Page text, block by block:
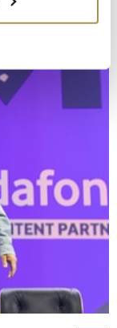
Lage
genau sein
identifizieren
Daten
im
Anzeigen zu
anbieten
zu
zu Ihrer
für
Unsere
mit